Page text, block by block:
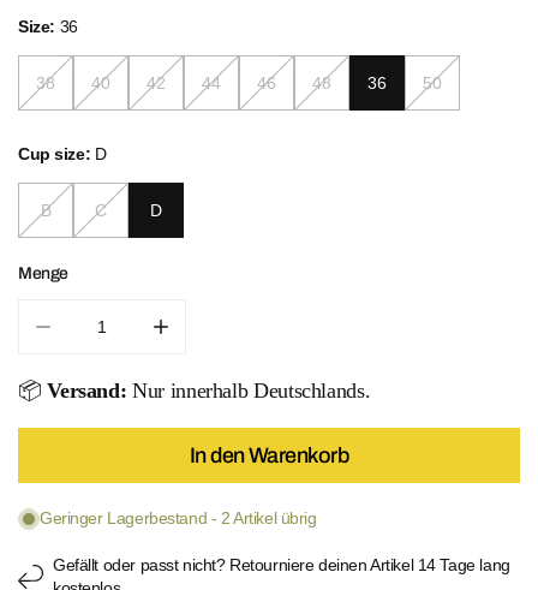
Size: 36
38 40 42 44 46 48 36 50
Cup size: D
B C D
Menge
📦Versand: Nur innerhalb Deutschlands.
In den Warenkorb
Geringer Lagerbestand - 2 Artikel übrig
Gefällt oder passt nicht? Retourniere deinen Artikel 14 Tage lang